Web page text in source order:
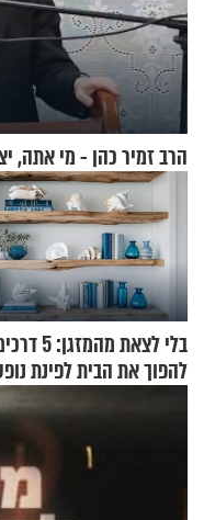
הרב זמיר כהן - מי אתה,
בלי לצאת מהמזגן: 5
להפוך את הבית לפינת